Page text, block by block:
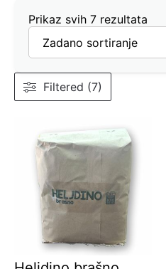
Prikaz svih 7 rezultata
Filtered (7)